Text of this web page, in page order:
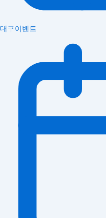
대구이벤트